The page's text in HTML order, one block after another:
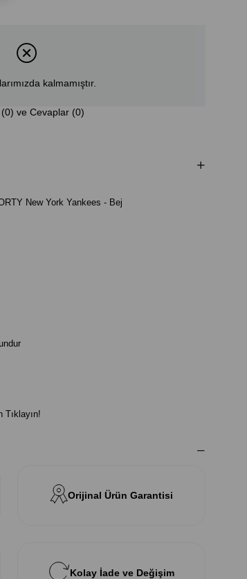
kalmamıştır.
ve Cevaplar (0)
New York Yankees - Bej
Orijinal Ürün Garantisi
Kolay İade ve Değişim